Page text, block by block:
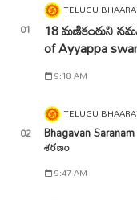
TELUGU
18 మణికంఠుని
of Ayyappa
9:18 AM
TELUGU
Bhagavan
శరణం
9:47 AM